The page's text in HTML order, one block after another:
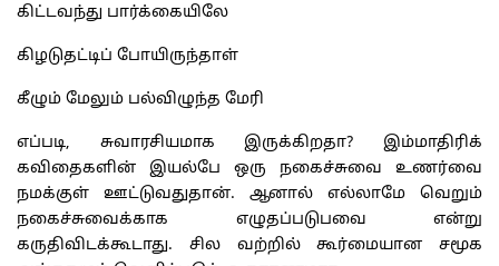
கிட்டவந்து பார்க்கையிலே
கிழடுதட்டிப் போயிருந்தாள்
கீழும் மேலும் பல்விழுந்த மேரி
எப்படி, சுவாரசியமாக இருக்கிறதா? இம்மாதிரிக்
கவிதைகளின் இயல்பே ஒரு நகைச்சுவை உணர்வை
நமக்குள் ஊட்டுவதுதான். ஆனால் எல்லாமே வெறும்
நகைச்சுவைக்காக எழுதப்படுபவை என்று
கருதிவிடக்கூடாது. சில வற்றில் கூர்மையான சமூக